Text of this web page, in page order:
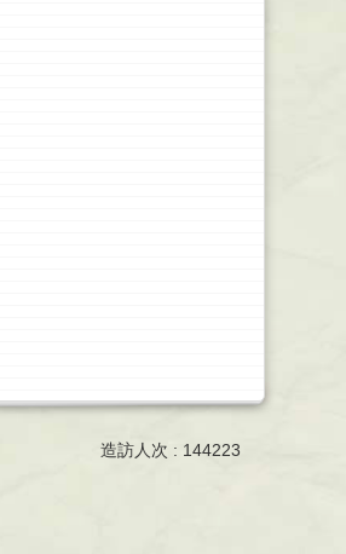
造訪人次 : 144223